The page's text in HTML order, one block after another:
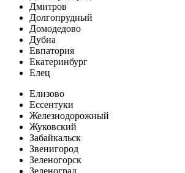
Дмитров
Долгопрудный
Домодедово
Дубна
Евпатория
Екатеринбург
Елец
Елизово
Ессентуки
Железнодорожный
Жуковский
Забайкальск
Звенигород
Зеленогорск
Зеленоград